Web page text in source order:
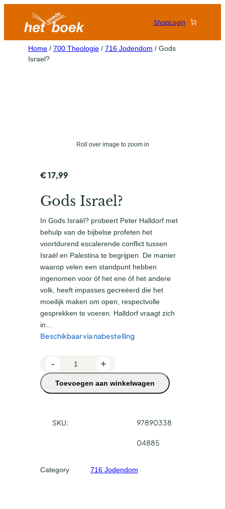
ShopLogin
Home / 700 Theologie / 716 Jodendom / Gods
Israel?
Roll over image to zoom in
€17,99
Gods Israel?
In Gods Israël? probeert Peter Halldorf met
behulp van de bijbelse profeten het
voortdurend escalerende conflict tussen
Israël en Palestina te begrijpen. De manier
waarop velen een standpunt hebben
ingenomen voor óf het ene óf het andere
volk, heeft impasses gecreëerd die het
moeilijk maken om open, respectvolle
gesprekken te voeren. Halldorf vraagt zich
in…
Beschikbaar via nabestelling
o
d
l
- +
Toevoegen aan winkelwagen
SKU: 97890338
04885
Category 716 Jodendom